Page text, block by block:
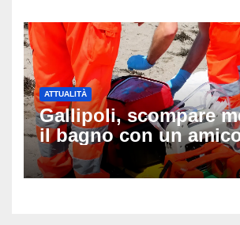
ATTUALITÀ
Gallipoli, scompare
il bagno con un
a 19 anni dopo 45
disperati tentativi di